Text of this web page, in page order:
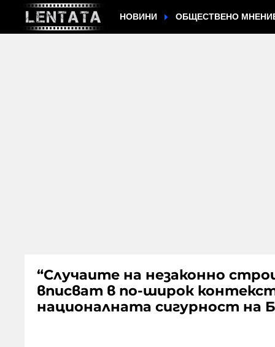
НОВИНИ ОБЩЕСТВЕНО
“Случаите на незаконно
вписват в по-широк
националната сигурност на